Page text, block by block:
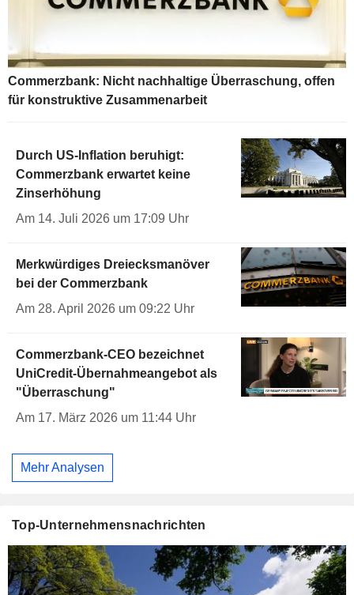
Commerzbank: Nicht nachhaltige Überraschung, offen
für konstruktive Zusammenarbeit
Durch US-Inflation beruhigt:
Commerzbank erwartet keine
Zinserhöhung
Am 14. Juli 2026 um 17:09 Uhr
Merkwürdiges Dreiecksmanöver
bei der Commerzbank
Am 28. April 2026 um 09:22 Uhr
Commerzbank-CEO bezeichnet
UniCredit-Übernahmeangebot als
"Überraschung"
Am 17. März 2026 um 11:44 Uhr
Mehr Analysen
Top-Unternehmensnachrichten